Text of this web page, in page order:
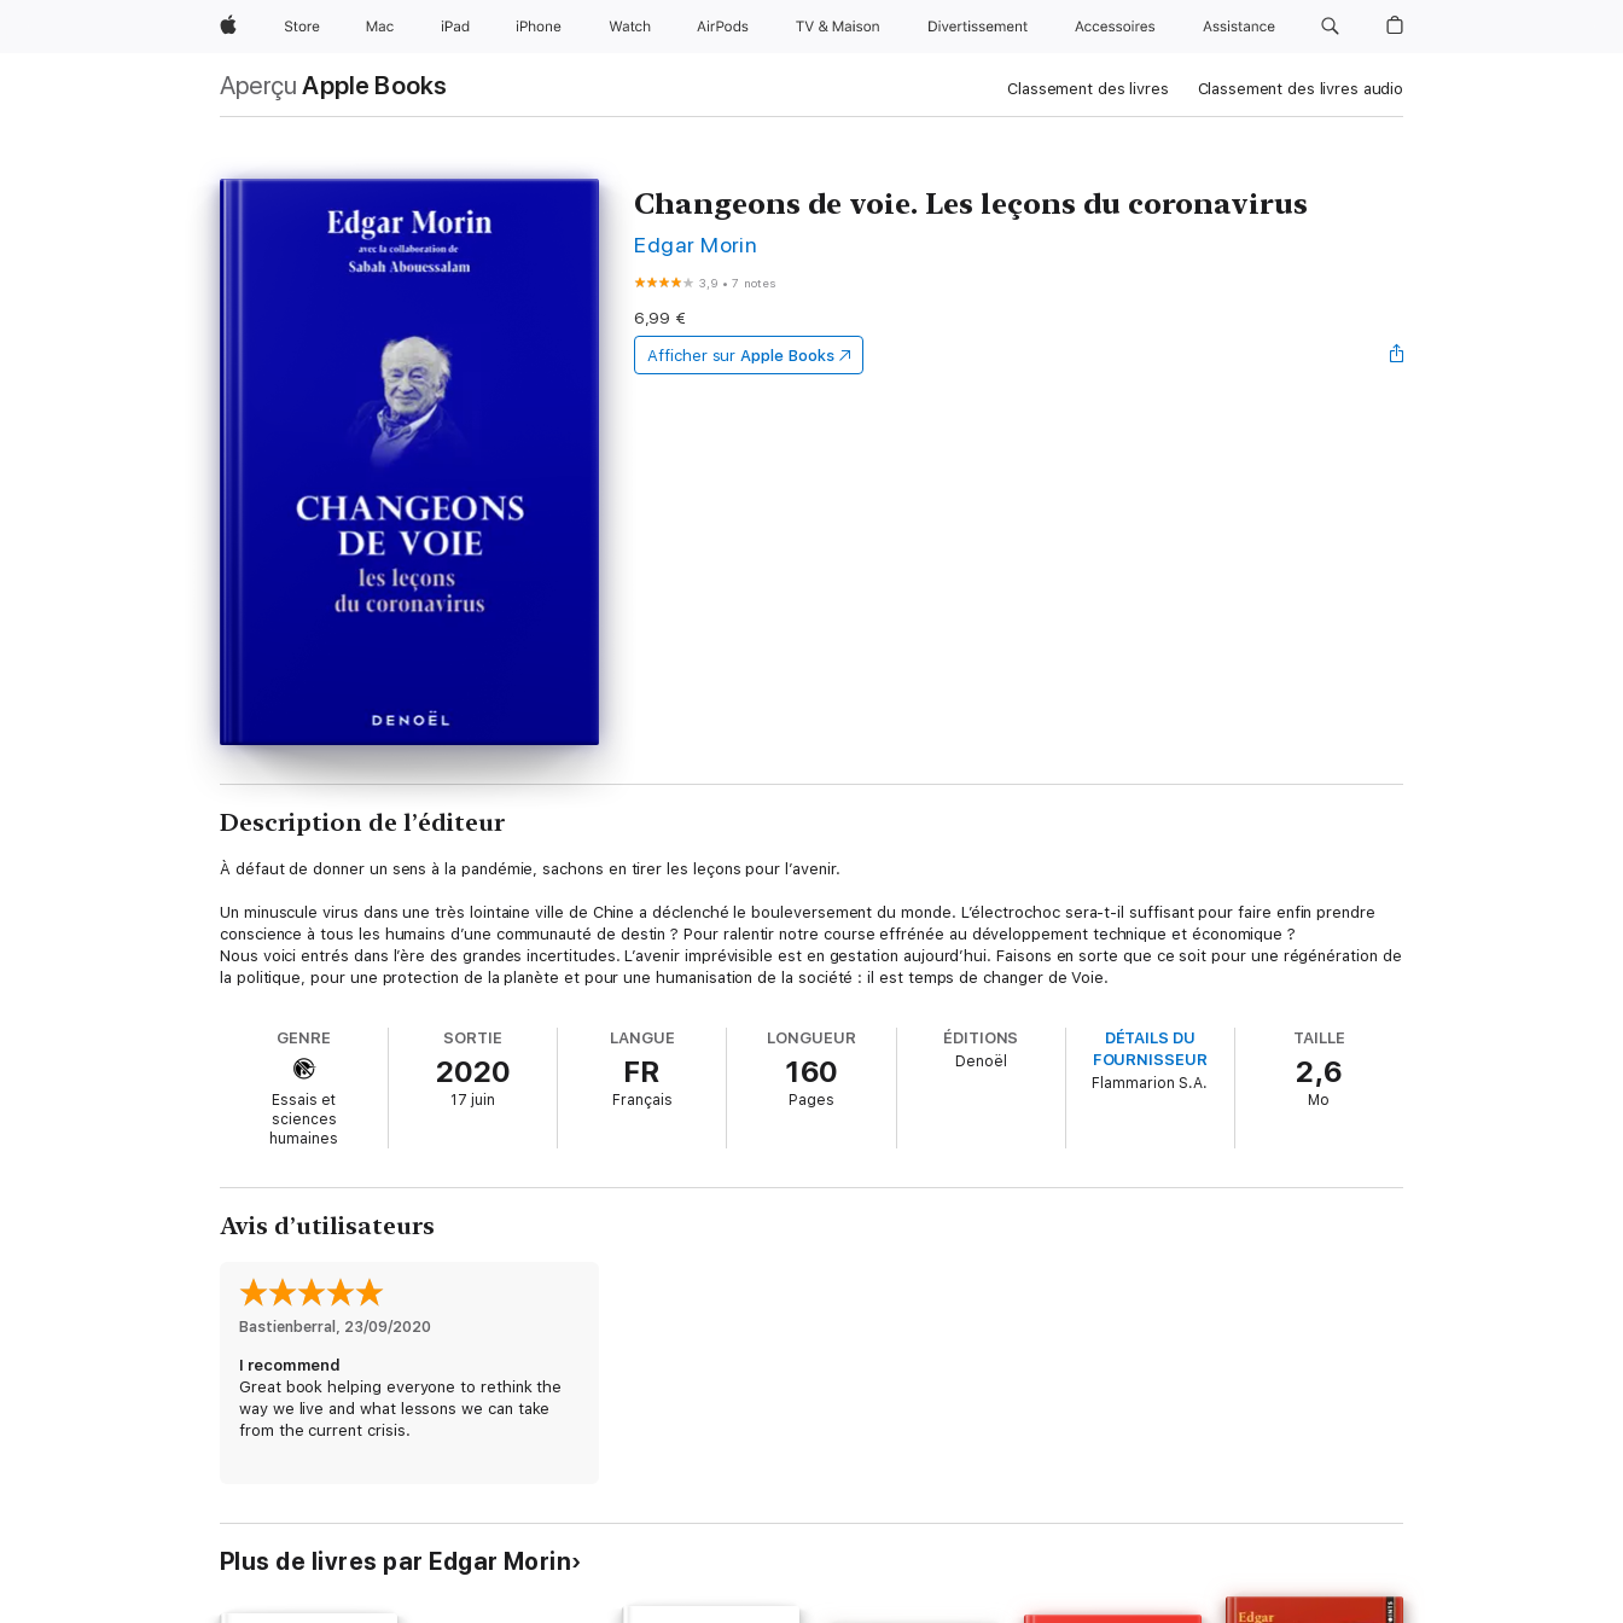
AppleStore Mac iPad iPhone Watch AirPods TV & Maison Divertissements Accessoires Assistance
Aperçu Apple Books Classement des livres Classement des livres audio
Changeons de voie. Les leçons du coronavirus
Edgar Morin
3,9 •7 notes
6,99 €
Afficher sur Apple Books
Description de l’éditeur
À défaut de donner un sens à la pandémie, sachons en tirer les leçons pour l’avenir.
Un minuscule virus dans une très lointaine ville de Chine a déclenché le bouleversement du monde. L’électrochoc sera-t-il suffisant pour faire enfin prendre
conscience à tous les humains d’une communauté de destin ? Pour ralentir notre course effrénée au développement technique et économique ?
Nous voici entrés dans l’ère des grandes incertitudes. L’avenir imprévisible est en gestation aujourd’hui. Faisons en sorte que ce soit pour une régénération de
la politique, pour une protection de la planète et pour une humanisation de la société : il est temps de changer de Voie.
GENRE
Essais et
sciences
humaines
SORTIE
2020
17 juin
LANGUE
FR
Français
LONGUEUR
160
Pages
ÉDITIONS
Denoël
DÉTAILS DU
FOURNISSEUR
Flammarion S.A.
TAILLE
2,6
Mo
Avis d’utilisateurs
Bastienberral , 23/09/2020
I recommend
Great book helping everyone to rethink the
way we live and what lessons we can take
from the current crisis.
Plus de livres par Edgar Morin